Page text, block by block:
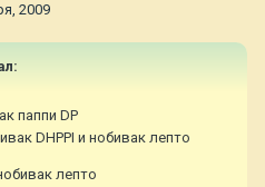
2009
паппи DP
DHPPI и нобивак лепто
лепто